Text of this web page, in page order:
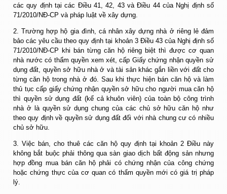
các quy định tại các Điều 41, 42, 43 và Điều 44 của Nghị định số
71/2010/NĐ-CP và pháp luật về xây dựng.
2. Trường hợp hộ gia đình, cá nhân xây dựng nhà ở riêng lẻ đảm
bảo các yêu cầu theo quy định tại khoản 3 Điều 43 của Nghị định số
71/2010/NĐ-CP khi bán từng căn hộ riêng biệt thì được cơ quan
nhà nước có thẩm quyền xem xét, cấp Giấy chứng nhận quyền sử
dụng đất, quyền sở hữu nhà ở và tài sản khác gắn liền với đất cho
từng căn hộ trong nhà ở đó. Sau khi thực hiện bán căn hộ và làm
thủ tục cấp giấy chứng nhận quyền sở hữu cho người mua căn hộ
thì quyền sử dụng đất (kể cả khuôn viên) của toàn bộ công trình
nhà ở là quyền sử dụng chung của các chủ sở hữu căn hộ như
theo quy định về quyền sử dụng đất đối với nhà chung cư có nhiều
chủ sở hữu.
3. Việc bán, cho thuê các căn hộ quy định tại khoản 2 Điều này
không bắt buộc phải thông qua sàn giao dịch bất động sản nhưng
hợp đồng mua bán căn hộ phải có chứng nhận của công chứng
hoặc chứng thực của cơ quan có thẩm quyền mới có giá trị pháp
lý.